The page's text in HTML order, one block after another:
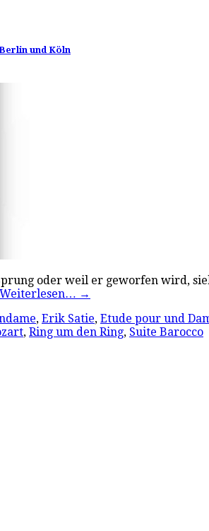
und Köln
oder weil er geworfen wird,
Weiterlesen… →
, Erik Satie, Etude pour und
, Ring um den Ring, Suite Barocco